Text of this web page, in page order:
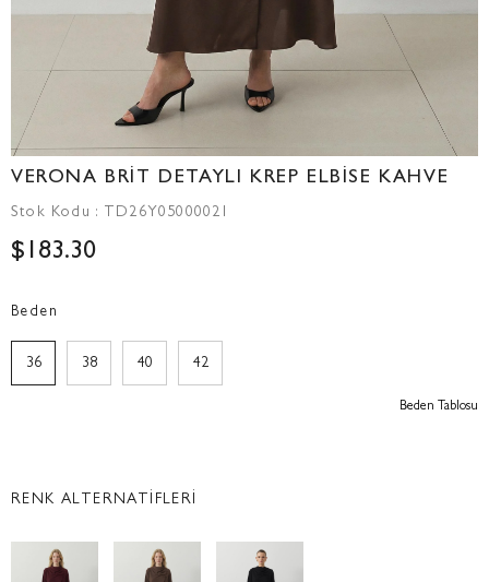
VERONA BRİT DETAYLI KREP ELBİSE KAHVE
Stok Kodu TD26Y05000021
$183.30
Beden
36 38 40 42
Beden Tablosu
RENK ALTERNATİFLERİ